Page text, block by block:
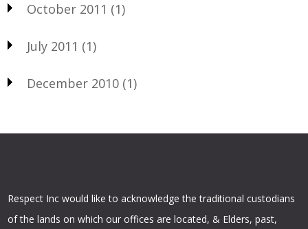
October 2011 (1)
July 2011 (1)
December 2010 (1)
Respect Inc would like to acknowledge the traditional custodians
of the lands on which our offices are located, & Elders, past,